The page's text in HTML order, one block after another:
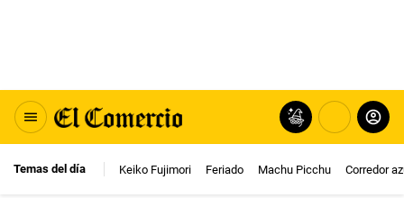
Temas del día Keiko Fujimori Feriado Machu Picchu Corredor